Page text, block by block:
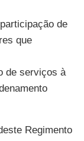
de
que
de serviços à
Regimento